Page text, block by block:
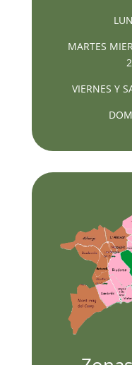
MARTES
VIERNES Y